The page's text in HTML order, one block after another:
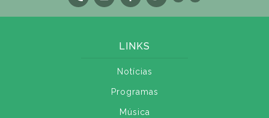
LINKS
Notícias
Programas
Música